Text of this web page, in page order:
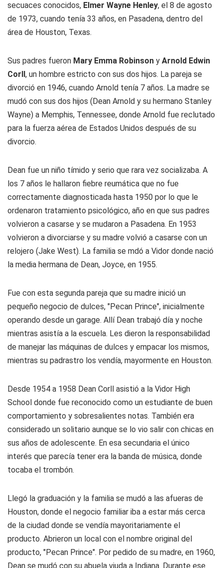
secuaces conocidos, Elmer Wayne Henley, el 8 de agosto
de 1973, cuando tenía 33 años, en Pasadena, dentro del
área de Houston, Texas.
Sus padres fueron Mary Emma Robinson y Arnold Edwin
Corll, un hombre estricto con sus dos hijos. La pareja se
divorció en 1946, cuando Arnold tenía 7 años. La madre se
mudó con sus dos hijos (Dean Arnold y su hermano Stanley
Wayne) a Memphis, Tennessee, donde Arnold fue reclutado
para la fuerza aérea de Estados Unidos después de su
divorcio.
Dean fue un niño tímido y serio que rara vez socializaba. A
los 7 años le hallaron fiebre reumática que no fue
correctamente diagnosticada hasta 1950 por lo que le
ordenaron tratamiento psicológico, año en que sus padres
volvieron a casarse y se mudaron a Pasadena. En 1953
volvieron a divorciarse y su madre volvió a casarse con un
relojero (Jake West). La familia se mdó a Vidor donde nació
la media hermana de Dean, Joyce, en 1955.
Fue con esta segunda pareja que su madre inició un
pequeño negocio de dulces, "Pecan Prince", inicialmente
operando desde un garage. Allí Dean trabajó día y noche
mientras asistía a la escuela. Les dieron la responsabilidad
de manejar las máquinas de dulces y empacar los mismos,
mientras su padrastro los vendía, mayormente en Houston.
Desde 1954 a 1958 Dean Corll asistió a la Vidor High
School donde fue reconocido como un estudiante de buen
comportamiento y sobresalientes notas. También era
considerado un solitario aunque se lo vio salir con chicas en
sus años de adolescente. En esa secundaria el único
interés que parecía tener era la banda de música, donde
tocaba el trombón.
Llegó la graduación y la familia se mudó a las afueras de
Houston, donde el negocio familiar iba a estar más cerca
de la ciudad donde se vendía mayoritariamente el
producto. Abrieron un local con el nombre original del
producto, "Pecan Prince". Por pedido de su madre, en 1960,
Dean se mudó con su abuela viuda a Indiana. Durante ese